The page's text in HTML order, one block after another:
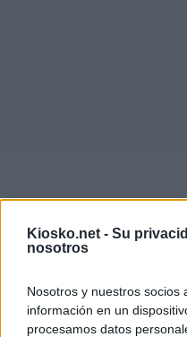
Kiosko.net - Su
nosotros
Nosotros y nuestros socios
información en un
procesamos datos